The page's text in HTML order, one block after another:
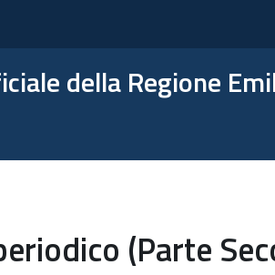
della Regione
(Parte